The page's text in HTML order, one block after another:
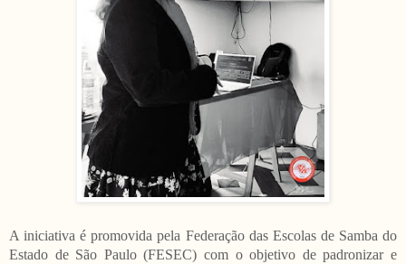
A iniciativa é promovida pela Federação das Escolas de Samba do
Estado de São Paulo (FESEC) com o objetivo de padronizar e